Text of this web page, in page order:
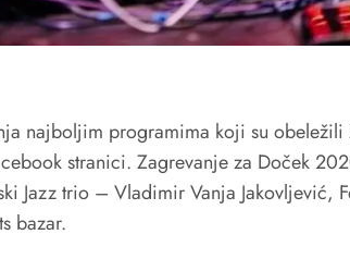
najboljim programima koji su
stranici. Zagrevanje za Doček
Jazz trio – Vladimir Vanja Jakovljević,
bazar.